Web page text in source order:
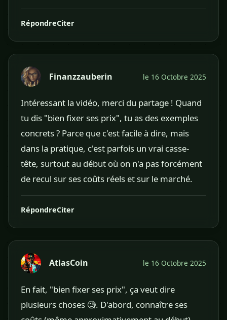
RépondreCiter
Finanzzauberin le 16 Octobre 2025
Intéressant la vidéo, merci du partage ! Quand
tu dis "bien fixer ses prix", tu as des exemples
concrets ? Parce que c'est facile à dire, mais
dans la pratique, c'est parfois un vrai casse-
tête, surtout au début où on n'a pas forcément
de recul sur ses coûts réels et sur le marché.
RépondreCiter
AtlasCoin le 16 Octobre 2025
En fait, "bien fixer ses prix", ça veut dire
plusieurs choses 🧐. D'abord, connaître ses